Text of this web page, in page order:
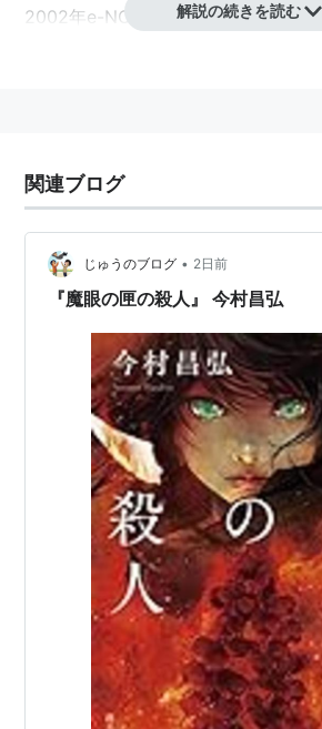
2002年e-NOVELS に犯人当てミス
見せる。
翻訳作品にニコラス・ブレイク『死
クリスピン『永久の別れのために』
解説の続きを読む
関連ブログ
じゅうのブログ • 2日前
『魔眼の匣の殺人』 今村昌弘